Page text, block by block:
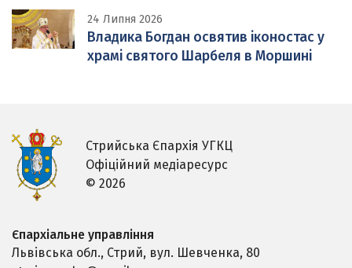
24 Липня 2026
Владика Богдан освятив іконостас у
храмі святого Шарбеля в Моршині
Стрийська Єпархія УГКЦ
Офіційний медіаресурс
© 2026
Єпархіальне управління
Львівська обл., Стрий, вул. Шевченка, 80